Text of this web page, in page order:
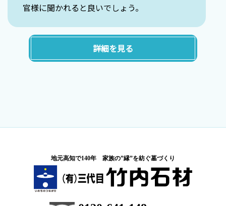
官様に聞かれると良いでしょう。
詳細を見る
地元高知で140年 家族の”縁”を紡ぐ墓づくり